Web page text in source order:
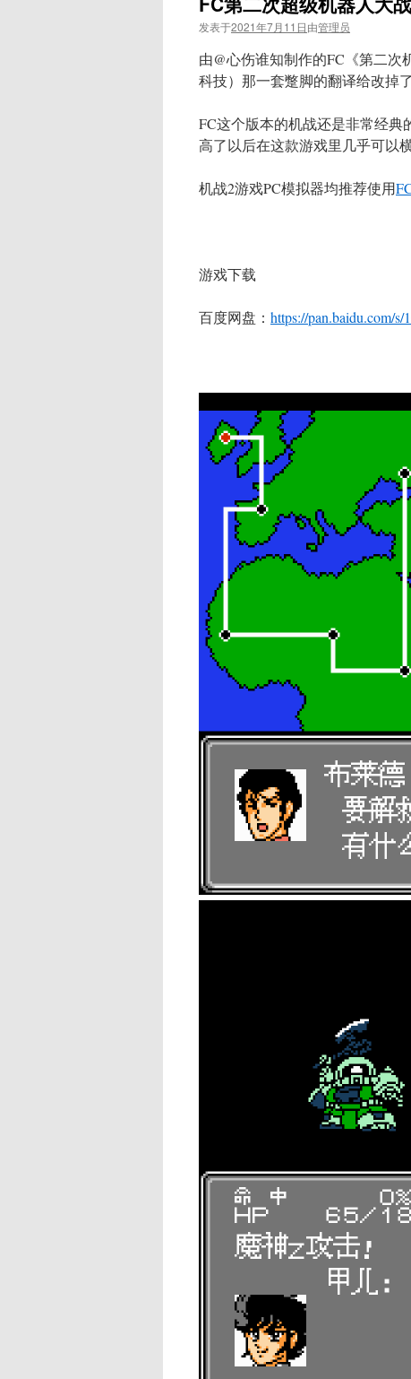
发表于2021年7月11日由管理员
由@心伤谁知制作的FC《第二
科技）那一套蹩脚的翻译给改掉
FC这个版本的机战还是非常经
高了以后在这款游戏里几乎可以横
机战2游戏PC模拟器均推荐使用
游戏下载
百度网盘： https://pan.baidu.com/